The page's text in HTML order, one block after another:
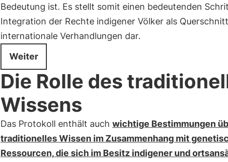
Bedeutung ist. Es stellt somit einen bedeutenden
Integration der Rechte indigener Völker als
internationale Verhandlungen dar.
Weiter
Die Rolle des
Wissens
Das Protokoll enthält auch wichtige Bestimmungen
traditionelles Wissen im Zusammenhang mit
Ressourcen, die sich im Besitz indigener und